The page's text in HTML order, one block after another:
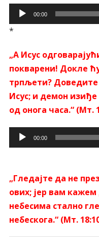
Прегледач
звучних
00:00
*
„А Исус
покварени! Докле
трпљети?
Исус; и демон
од онога часа.“ (Мт.
Прегледач
звучних
00:00
„Гледајте да не
ових; јер вам
небесима стално
небескога.“ (Мт.